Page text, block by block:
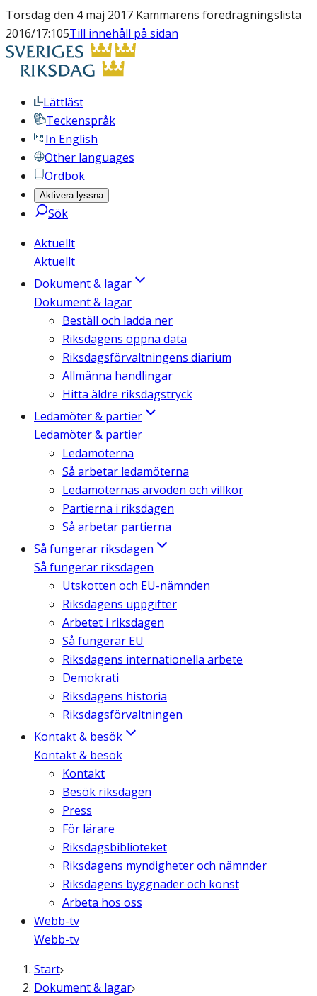
Torsdag den 4 maj 2017 Kammarens föredragningslista
2016/17:105Till innehåll på sidan
Lättläst
Teckenspråk
In English
Other languages
Ordbok
Aktivera lyssna
Sök
Aktuellt
Aktuellt
Dokument & lagar
Dokument & lagar
Beställ och ladda ner
Riksdagens öppna data
Riksdagsförvaltningens diarium
Allmänna handlingar
Hitta äldre riksdagstryck
Ledamöter & partier
Ledamöter & partier
Ledamöterna
Så arbetar ledamöterna
Ledamöternas arvoden och villkor
Partierna i riksdagen
Så arbetar partierna
Så fungerar riksdagen
Så fungerar riksdagen
Utskotten och EU-nämnden
Riksdagens uppgifter
Arbetet i riksdagen
Så fungerar EU
Riksdagens internationella arbete
Demokrati
Riksdagens historia
Riksdagsförvaltningen
Kontakt & besök
Kontakt & besök
Kontakt
Besök riksdagen
Press
För lärare
Riksdagsbiblioteket
Riksdagens myndigheter och nämnder
Riksdagens byggnader och konst
Arbeta hos oss
Webb-tv
Webb-tv
Start
Dokument & lagar